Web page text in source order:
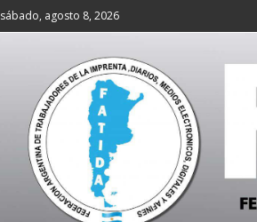
sábado, agosto 8, 2026